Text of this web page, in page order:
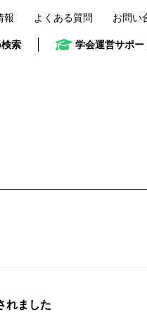
報 よくある質問 お問い
索 学会運営サポー
れました